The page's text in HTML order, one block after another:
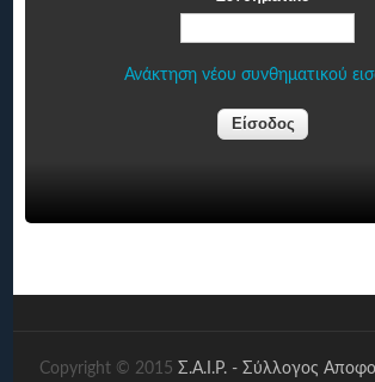
Ανάκτηση νέου συνθηματικού
Copyright © 2015 Σ.Α.Ι.Ρ. - Σύλλογος